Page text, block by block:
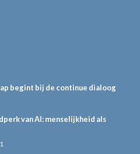
begint bij de continue dialoog
van AI: menselijkheid als